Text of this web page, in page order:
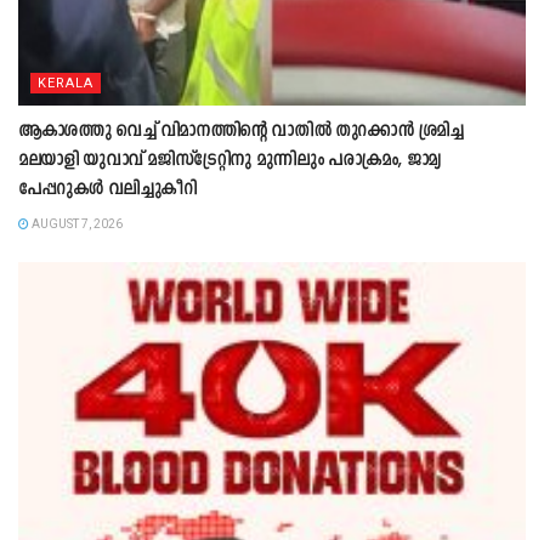
KERALA
ആകാശത്തു വെച്ച് വിമാനത്തിന്റെ വാതില്‍ തുറക്കാന്‍ ശ്രമിച്ച
മലയാളി യുവാവ് മജിസ്ട്രേറ്റിനു മുന്നിലും പരാക്രമം, ജാമ്യ
പേപ്പറുകൾ വലിച്ചുകീറി
AUGUST 7, 2026